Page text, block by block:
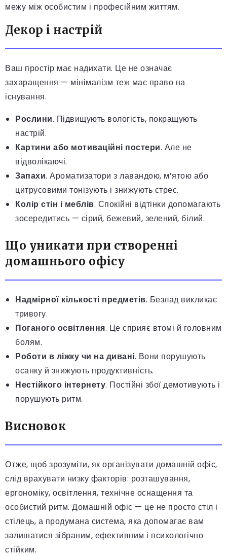
межу між особистим і професійним життям.
Декор і настрій
Ваш простір має надихати. Це не означає
захаращення — мінімалізм теж має право на
існування.
Рослини. Підвищують вологість, покращують
настрій.
Картини або мотиваційні постери. Але не
відволікаючі.
Запахи. Ароматизатори з лавандою, м’ятою або
цитрусовими тонізують і знижують стрес.
Колір стін і меблів. Спокійні відтінки допомагають
зосередитись — сірий, бежевий, зелений, білий.
Що уникати при створенні
домашнього офісу
Надмірної кількості предметів. Безлад викликає
тривогу.
Поганого освітлення. Це сприяє втомі й головним
болям.
Роботи в ліжку чи на дивані. Вони порушують
осанку й знижують продуктивність.
Нестійкого інтернету. Постійні збої демотивують і
порушують ритм.
Висновок
Отже, щоб зрозуміти, як організувати домашній офіс,
слід врахувати низку факторів: розташування,
ергономіку, освітлення, технічне оснащення та
особистий ритм. Домашній офіс — це не просто стіл і
стілець, а продумана система, яка допомагає вам
залишатися зібраним, ефективним і психологічно
стійким.